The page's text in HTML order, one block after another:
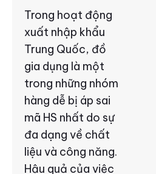
Trong hoạt động
xuất nhập khẩu
Trung Quốc, đồ
gia dụng là một
trong những nhóm
hàng dễ bị áp sai
mã HS nhất do sự
đa dạng về chất
liệu và công năng.
Hậu quả của việc